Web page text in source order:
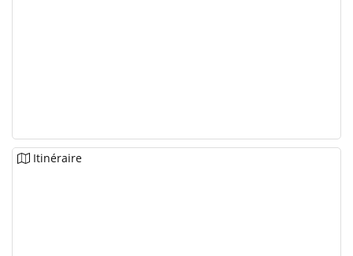
Itinéraire